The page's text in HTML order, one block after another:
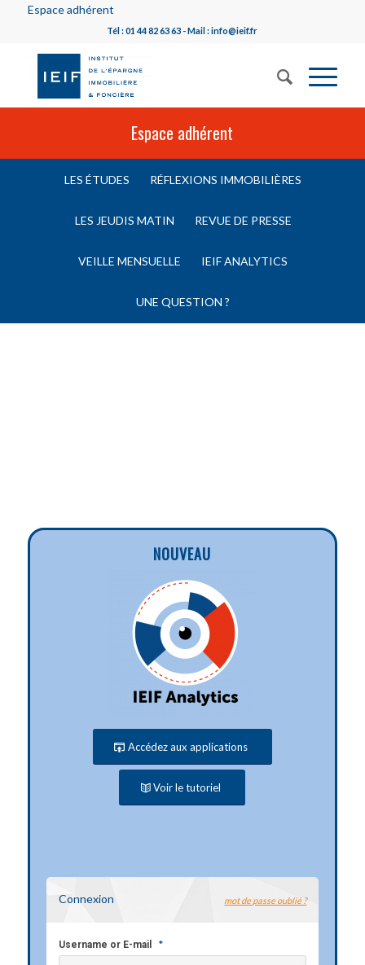
Espace adhérent
Tél : 01 44 82 63 63 - Mail : info@ieif.fr
Espace adhérent
LES ÉTUDES RÉFLEXIONS IMMOBILIÈRES
LES JEUDIS MATIN REVUE DE PRESSE
VEILLE MENSUELLE IEIF ANALYTICS
UNE QUESTION ?
NOUVEAU
Accédez aux applications
Voir le tutoriel
Connexion mot de passe oublié ?
Username or E-mail *